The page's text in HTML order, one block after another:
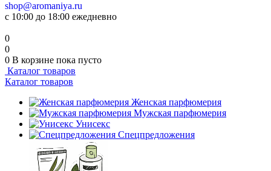
shop@aromaniya.ru
с 10:00 до 18:00 ежедневно
0
0
0 В корзине пока пусто
Каталог товаров
Каталог товаров
Женская парфюмерия
Мужская парфюмерия
Унисекс
Спецпредложения